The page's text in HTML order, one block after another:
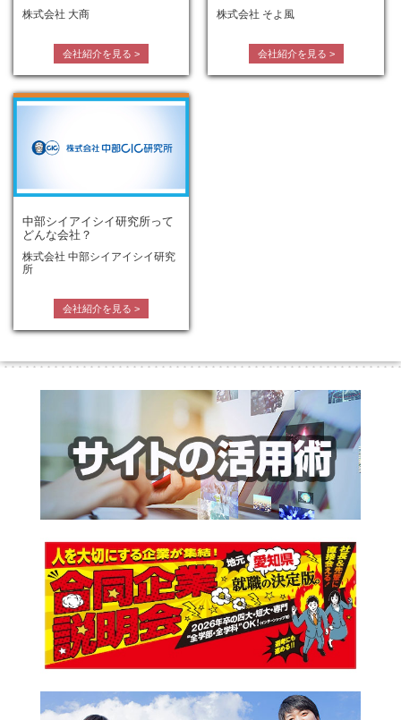
株式会社 大商
会社紹介を見る >
株式会社 そよ風
会社紹介を見る >
中部シイアイシイ研究所って
どんな会社？
株式会社 中部シイアイシイ研究
所
会社紹介を見る >